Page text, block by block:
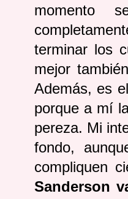
momento
terminar los
mejor
Además, es
porque a mí
pereza. Mi
fondo,
compliquen
Sanderson